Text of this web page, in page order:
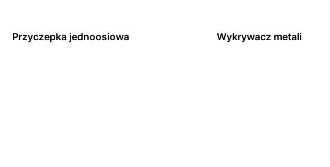
Przyczepka jednoosiowa Wykrywacz metali